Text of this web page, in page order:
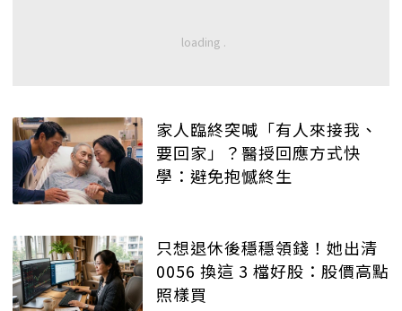
家人臨終突喊「有人來接我、
要回家」？醫授回應方式快
學：避免抱憾終生
只想退休後穩穩領錢！她出清
0056 換這 3 檔好股：股價高點
照樣買